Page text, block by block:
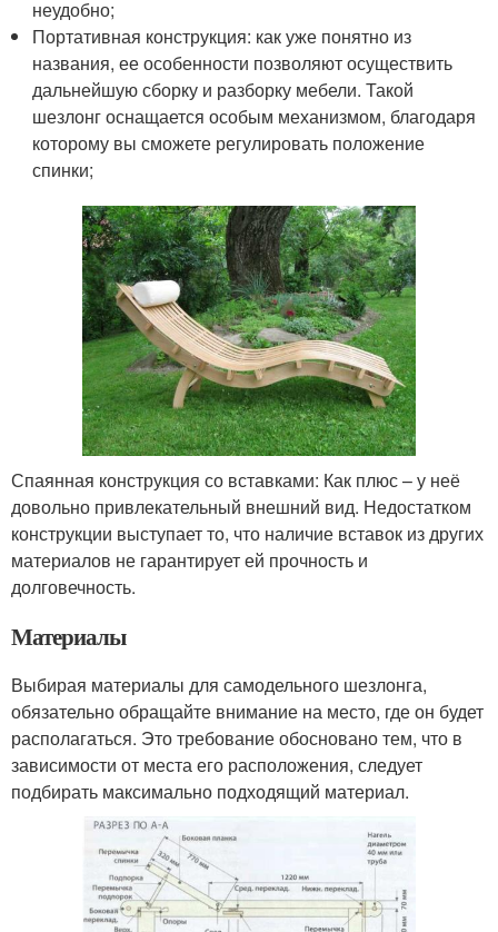
неудобно;
Портативная конструкция: как уже понятно из
названия, ее особенности позволяют осуществить
дальнейшую сборку и разборку мебели. Такой
шезлонг оснащается особым механизмом, благодаря
которому вы сможете регулировать положение
спинки;
Спаянная конструкция со вставками: Как плюс – у неё
довольно привлекательный внешний вид. Недостатком
конструкции выступает то, что наличие вставок из других
материалов не гарантирует ей прочность и
долговечность.
Материалы
Выбирая материалы для самодельного шезлонга,
обязательно обращайте внимание на место, где он будет
располагаться. Это требование обосновано тем, что в
зависимости от места его расположения, следует
подбирать максимально подходящий материал.